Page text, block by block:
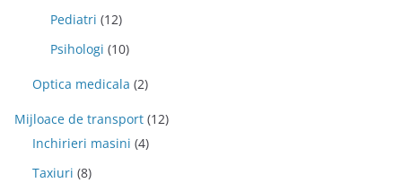
Pediatri (12)
Psihologi (10)
Optica medicala (2)
Mijloace de transport (12)
Inchirieri masini (4)
Taxiuri (8)